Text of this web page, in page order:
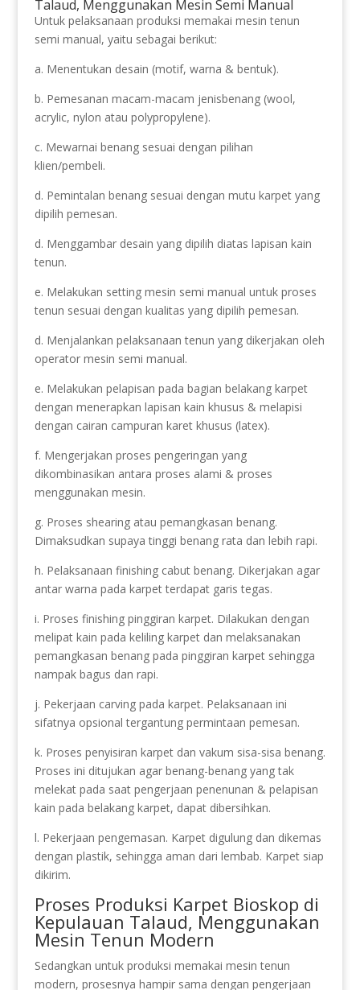
Talaud, Menggunakan Mesin Semi Manual
Untuk pelaksanaan produksi memakai mesin tenun
semi manual, yaitu sebagai berikut:
a. Menentukan desain (motif, warna & bentuk).
b. Pemesanan macam-macam jenisbenang (wool,
acrylic, nylon atau polypropylene).
c. Mewarnai benang sesuai dengan pilihan
klien/pembeli.
d. Pemintalan benang sesuai dengan mutu karpet yang
dipilih pemesan.
d. Menggambar desain yang dipilih diatas lapisan kain
tenun.
e. Melakukan setting mesin semi manual untuk proses
tenun sesuai dengan kualitas yang dipilih pemesan.
d. Menjalankan pelaksanaan tenun yang dikerjakan oleh
operator mesin semi manual.
e. Melakukan pelapisan pada bagian belakang karpet
dengan menerapkan lapisan kain khusus & melapisi
dengan cairan campuran karet khusus (latex).
f. Mengerjakan proses pengeringan yang
dikombinasikan antara proses alami & proses
menggunakan mesin.
g. Proses shearing atau pemangkasan benang.
Dimaksudkan supaya tinggi benang rata dan lebih rapi.
h. Pelaksanaan finishing cabut benang. Dikerjakan agar
antar warna pada karpet terdapat garis tegas.
i. Proses finishing pinggiran karpet. Dilakukan dengan
melipat kain pada keliling karpet dan melaksanakan
pemangkasan benang pada pinggiran karpet sehingga
nampak bagus dan rapi.
j. Pekerjaan carving pada karpet. Pelaksanaan ini
sifatnya opsional tergantung permintaan pemesan.
k. Proses penyisiran karpet dan vakum sisa-sisa benang.
Proses ini ditujukan agar benang-benang yang tak
melekat pada saat pengerjaan penenunan & pelapisan
kain pada belakang karpet, dapat dibersihkan.
l. Pekerjaan pengemasan. Karpet digulung dan dikemas
dengan plastik, sehingga aman dari lembab. Karpet siap
dikirim.
Proses Produksi Karpet Bioskop di
Kepulauan Talaud, Menggunakan
Mesin Tenun Modern
Sedangkan untuk produksi memakai mesin tenun
modern, prosesnya hampir sama dengan pengerjaan